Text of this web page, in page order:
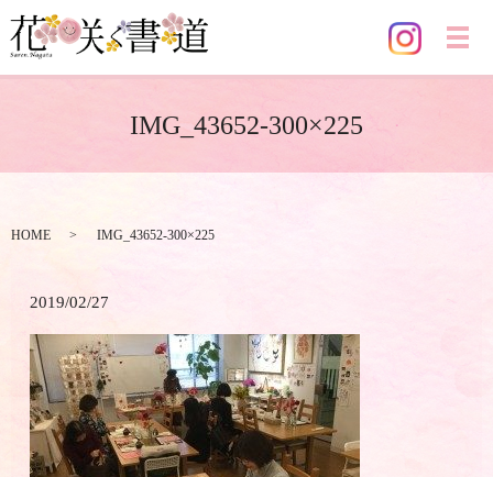
メ
IMG_43652-300×225
HOME IMG_43652-300×225
2019/02/27